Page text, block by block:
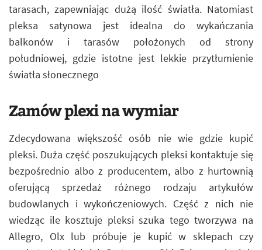
tarasach, zapewniając dużą ilość światła. Natomiast
pleksa satynowa jest idealna do wykańczania
balkonów i tarasów położonych od strony
południowej, gdzie istotne jest lekkie przytłumienie
światła słonecznego
Zamów plexi na wymiar
Zdecydowana większość osób nie wie gdzie kupić
pleksi. Duża część poszukujących pleksi kontaktuje się
bezpośrednio albo z producentem, albo z hurtownią
oferującą sprzedaż różnego rodzaju artykułów
budowlanych i wykończeniowych. Część z nich nie
wiedząc ile kosztuje pleksi szuka tego tworzywa na
Allegro, Olx lub próbuje je kupić w sklepach czy